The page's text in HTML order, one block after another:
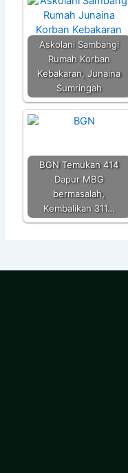
Askolani Sambangi
Rumah Korban
Kebakaran, Junaina
Sumringah
BGN Temukan 414
Dapur MBG
bermasalah,
Kembalikan 311…